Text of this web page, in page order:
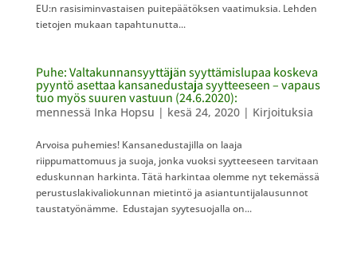
EU:n rasisiminvastaisen puitepäätöksen vaatimuksia. Lehden
tietojen mukaan tapahtunutta...
Puhe: Valtakunnansyyttäjän syyttämislupaa koskeva
pyyntö asettaa kansanedustaja syytteeseen – vapaus
tuo myös suuren vastuun (24.6.2020):
mennessä Inka Hopsu | kesä 24, 2020| Kirjoituksia
Arvoisa puhemies! Kansanedustajilla on laaja
riippumattomuus ja suoja, jonka vuoksi syytteeseen tarvitaan
eduskunnan harkinta. Tätä harkintaa olemme nyt tekemässä
perustuslakivaliokunnan mietintö ja asiantuntijalausunnot
taustatyönämme. Edustajan syytesuojalla on...